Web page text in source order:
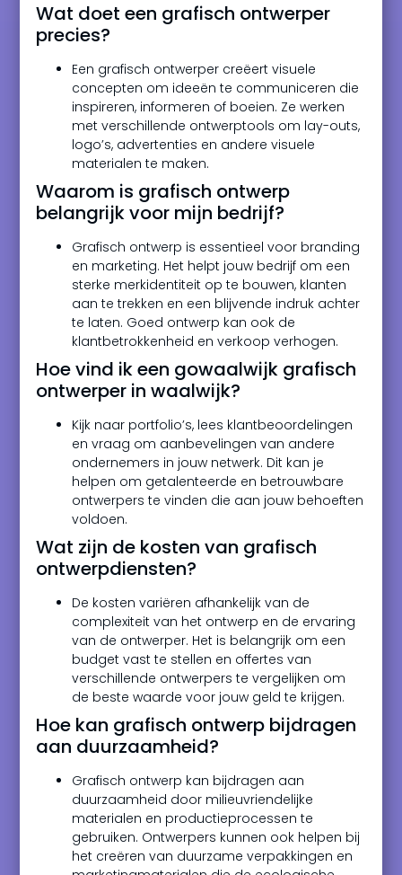
Wat doet een grafisch ontwerper
precies?
Een grafisch ontwerper creëert visuele
concepten om ideeën te communiceren die
inspireren, informeren of boeien. Ze werken
met verschillende ontwerptools om lay-outs,
logo’s, advertenties en andere visuele
materialen te maken.
Waarom is grafisch ontwerp
belangrijk voor mijn bedrijf?
Grafisch ontwerp is essentieel voor branding
en marketing. Het helpt jouw bedrijf om een
sterke merkidentiteit op te bouwen, klanten
aan te trekken en een blijvende indruk achter
te laten. Goed ontwerp kan ook de
klantbetrokkenheid en verkoop verhogen.
Hoe vind ik een gowaalwijk grafisch
ontwerper in waalwijk?
Kijk naar portfolio’s, lees klantbeoordelingen
en vraag om aanbevelingen van andere
ondernemers in jouw netwerk. Dit kan je
helpen om getalenteerde en betrouwbare
ontwerpers te vinden die aan jouw behoeften
voldoen.
Wat zijn de kosten van grafisch
ontwerpdiensten?
De kosten variëren afhankelijk van de
complexiteit van het ontwerp en de ervaring
van de ontwerper. Het is belangrijk om een
budget vast te stellen en offertes van
verschillende ontwerpers te vergelijken om
de beste waarde voor jouw geld te krijgen.
Hoe kan grafisch ontwerp bijdragen
aan duurzaamheid?
Grafisch ontwerp kan bijdragen aan
duurzaamheid door milieuvriendelijke
materialen en productieprocessen te
gebruiken. Ontwerpers kunnen ook helpen bij
het creëren van duurzame verpakkingen en